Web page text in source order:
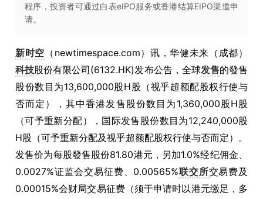
程序，投资者可通过白表eIPO服务或香港结算EIPO渠道申
请。
新时空 （newtimespace.com）讯，华健未来（成都）
科技股份有限公司(6132.HK)发布公告，全球发售的發售
股份数目为13,600,000股H股（视乎超额配股权行使与
否而定），其中香港发售股份数目为1,360,000股H股
（可予重新分配），国际发售股份数目为12,240,000股
H股（可予重新分配及视乎超额配股权行使与否而定）。
发售价为每股發售股份81.80港元，另加1.0%经纪佣金、
0.0027%证监会交易征费、0.00565%联交所交易费及
0.00015%会财局交易征费（须于申请时以港元缴足，多